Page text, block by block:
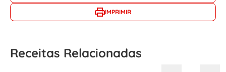
IMPRIMIR
Receitas Relacionadas